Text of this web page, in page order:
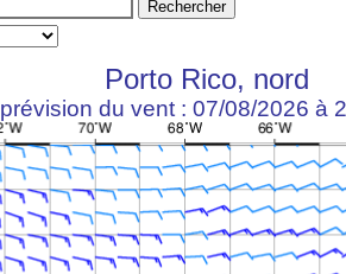
Porto Rico, nord
prévision du vent : 07/08/2026 à